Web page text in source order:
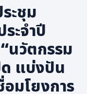
ะชุม
ะจำปี
นวัตกรรม
ด แบ่งปัน
อมโยงการ